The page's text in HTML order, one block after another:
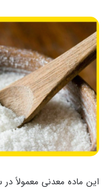
این ماده معدنی معمولاً